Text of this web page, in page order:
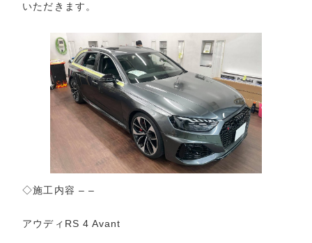
いただきます。
◇施工内容 – –
アウディRS 4 Avant